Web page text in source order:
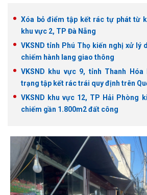
Xóa bỏ điểm tập kết rác tự phát từ
khu vực 2, TP Đà Nẵng
VKSND tỉnh Phú Thọ kiến nghị xử lý
chiếm hành lang giao thông
VKSND khu vực 9, tỉnh Thanh
trạng tập kết rác trái quy định trên
VKSND khu vực 12, TP Hải Phòng
chiếm gần 1.800m2 đất công